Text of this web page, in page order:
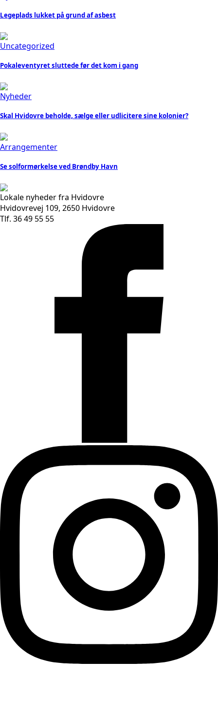
Legeplads lukket på grund af asbest
Uncategorized
Pokaleventyret sluttede før det kom i gang
Nyheder
Skal Hvidovre beholde, sælge eller udlicitere sine kolonier?
Arrangementer
Se solformørkelse ved Brøndby Havn
Lokale nyheder fra Hvidovre
Hvidovrevej 109, 2650 Hvidovre
Tlf. 36 49 55 55